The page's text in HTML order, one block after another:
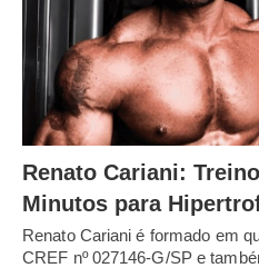
Renato Cariani:
Minutos para
Renato Cariani é formado em
CREF nº 027146-G/SP e